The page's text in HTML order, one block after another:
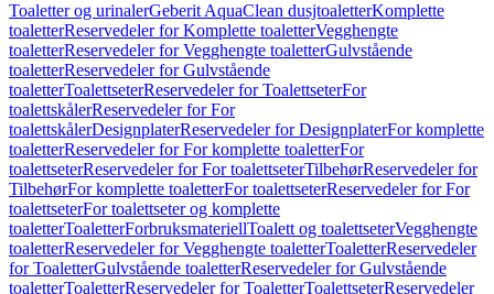
Toaletter og urinalerGeberit AquaClean dusjtoaletterKomplette
toaletterReservedeler for Komplette toaletterVegghengte
toaletterReservedeler for Vegghengte toaletterGulvstående
toaletterReservedeler for Gulvstående
toaletterToalettseterReservedeler for ToalettseterFor
toalettskålerReservedeler for For
toalettskålerDesignplaterReservedeler for DesignplaterFor komplette
toaletterReservedeler for For komplette toaletterFor
toalettseterReservedeler for For toalettseterTilbehørReservedeler for
TilbehørFor komplette toaletterFor toalettseterReservedeler for For
toalettseterFor toalettseter og komplette
toaletterToaletterForbruksmateriellToalett og toalettseterVegghengte
toaletterReservedeler for Vegghengte toaletterToaletterReservedeler
for ToaletterGulvstående toaletterReservedeler for Gulvstående
toaletterToaletterReservedeler for ToaletterToalettseterReservedeler